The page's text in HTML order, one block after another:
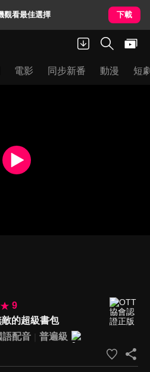
觀看最佳選擇 下載
電影 同步新番 動漫 短
9
的超級書包
語配音
普遍級